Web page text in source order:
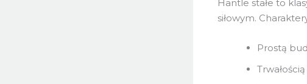
Hantle stałe to
siłowym.
Prostą